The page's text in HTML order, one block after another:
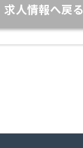
求人情報へ戻る